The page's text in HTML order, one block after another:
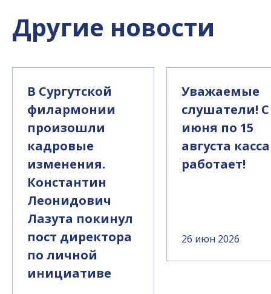
Другие новости
В Сургутской
филармонии
произошли
кадровые
изменения.
Константин
Леонидович
Лазута покинул
пост директора
по личной
инициативе
Уважаемые
слушатели! С
июня по 15
августа
работает!
26 июн 2026